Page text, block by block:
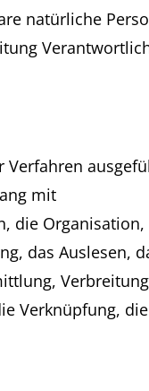
natürliche
mit
die Organisation,
das Auslesen,
Verknüpfung, die